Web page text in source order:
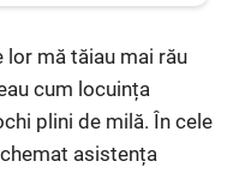
mă tăiau mai rău
cum locuința
plini de milă. În cele
asistența